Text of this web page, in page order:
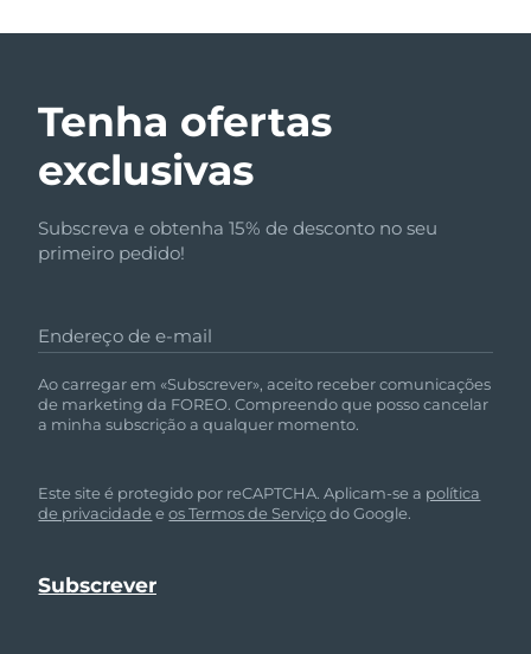
Tenha ofertas
exclusivas
Subscreva e obtenha 15% de desconto no seu
primeiro pedido!
Endereço de e-mail
Ao carregar em «Subscrever», aceito receber comunicações
de marketing da FOREO. Compreendo que posso cancelar
a minha subscrição a qualquer momento.
Este site é protegido por reCAPTCHA. Aplicam-se a política
de privacidade eos Termos de Serviçodo Google.